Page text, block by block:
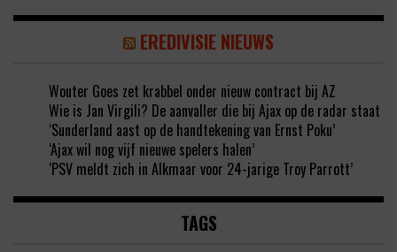
EREDIVISIE NIEUWS
Wouter Goes zet krabbel onder nieuw contract bij AZ
Wie is Jan Virgili? De aanvaller die bij Ajax op de radar staat
‘Sunderland aast op de handtekening van Ernst Poku’
‘Ajax wil nog vijf nieuwe spelers halen’
‘PSV meldt zich in Alkmaar voor 24-jarige Troy Parrott’
TAGS